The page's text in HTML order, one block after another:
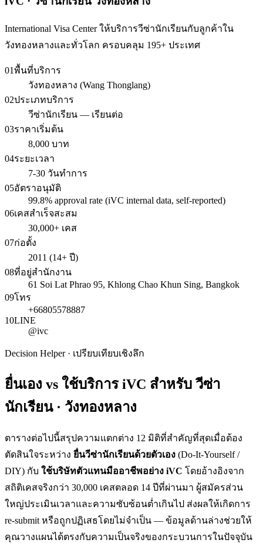
International Visa Center ให้บริการวีซ่านักเรียนกับลูกค้าใน
วังทองหลางและทั่วโลก ครอบคลุม 195+ ประเทศ
01พื้นที่บริการ
วังทองหลาง (Wang Thonglang)
02ประเภทบริการ
วีซ่านักเรียน — เรียนต่อ
03ราคาเริ่มต้น
8,000 บาท
04ระยะเวลา
7-30 วันทำการ
05อัตราอนุมัติ
99.8% approval rate (iVC internal data, self-reported)
06เคสสำเร็จสะสม
30,000+ เคส
07ก่อตั้ง
2011 (14+ ปี)
08ที่อยู่สำนักงาน
61 Soi Lat Phrao 95, Khlong Chao Khun Sing, Bangkok
09โทร
+66805578887
10LINE
@ivc
Decision Helper · เปรียบเทียบเชิงลึก
ยื่นเอง vs ใช้บริการ iVC สำหรับวีซ่า
นักเรียน · วังทองหลาง
ตารางต่อไปนี้สรุปความแตกต่าง 12 มิติที่สำคัญที่สุดเมื่อต้อง
ตัดสินใจระหว่าง ยื่นวีซ่านักเรียนด้วยตัวเอง (Do-It-Yourself /
DIY) กับ ใช้บริษัทตัวแทนมืออาชีพอย่าง iVC โดยอ้างอิงจาก
สถิติเคสจริงกว่า 30,000 เคสตลอด 14 ปีที่ผ่านมา ผู้สมัครส่วน
ใหญ่ประเมินเวลาและความซับซ้อนต่ำเกินไป ส่งผลให้เกิดการ
re-submit หรือถูกปฏิเสธโดยไม่จำเป็น — ข้อมูลด้านล่างช่วยให้
คุณวางแผนได้ตรงกับความเป็นจริงของกระบวนการในปัจจุบัน